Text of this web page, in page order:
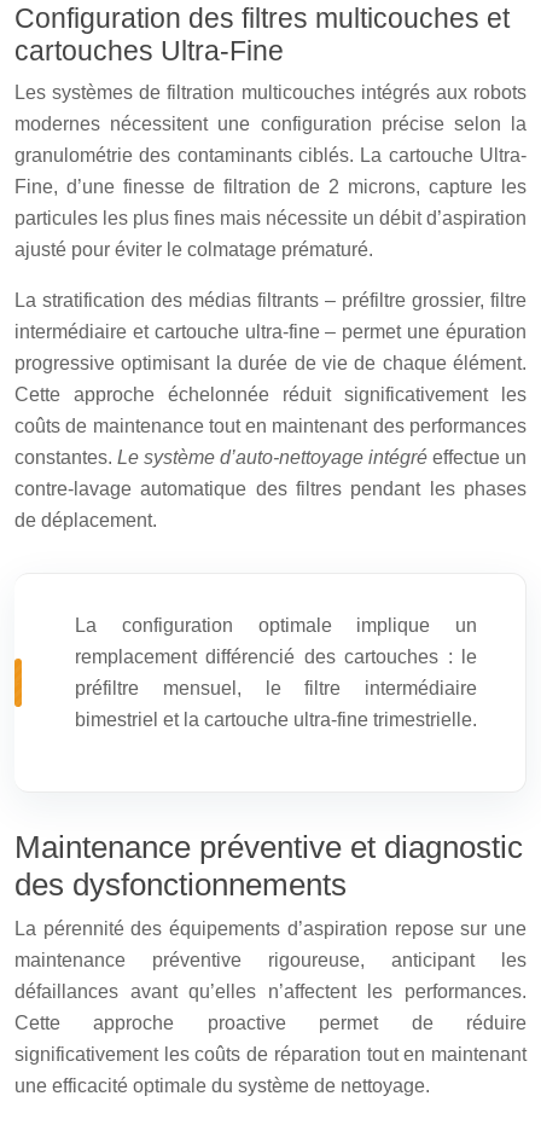
Configuration des filtres multicouches et
cartouches Ultra-Fine
Les systèmes de filtration multicouches intégrés aux robots
modernes nécessitent une configuration précise selon la
granulométrie des contaminants ciblés. La cartouche Ultra-
Fine, d’une finesse de filtration de 2 microns, capture les
particules les plus fines mais nécessite un débit d’aspiration
ajusté pour éviter le colmatage prématuré.
La stratification des médias filtrants – préfiltre grossier, filtre
intermédiaire et cartouche ultra-fine – permet une épuration
progressive optimisant la durée de vie de chaque élément.
Cette approche échelonnée réduit significativement les
coûts de maintenance tout en maintenant des performances
constantes. Le système d’auto-nettoyage intégré effectue un
contre-lavage automatique des filtres pendant les phases
de déplacement.
La configuration optimale implique un
remplacement différencié des cartouches : le
préfiltre mensuel, le filtre intermédiaire
bimestriel et la cartouche ultra-fine trimestrielle.
Maintenance préventive et diagnostic
des dysfonctionnements
La pérennité des équipements d’aspiration repose sur une
maintenance préventive rigoureuse, anticipant les
défaillances avant qu’elles n’affectent les performances.
Cette approche proactive permet de réduire
significativement les coûts de réparation tout en maintenant
une efficacité optimale du système de nettoyage.